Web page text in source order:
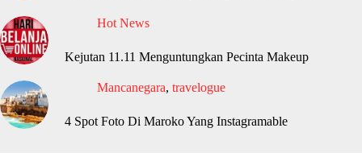
Hot News
Kejutan 11.11 Menguntungkan Pecinta Makeup
Mancanegara, travelogue
4 Spot Foto Di Maroko Yang Instagramable